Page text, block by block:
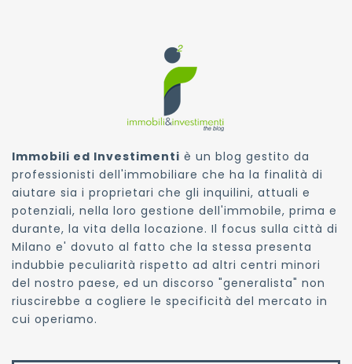
Immobili ed Investimenti è un blog gestito da
professionisti dell'immobiliare che ha la finalità di
aiutare sia i proprietari che gli inquilini, attuali e
potenziali, nella loro gestione dell'immobile, prima e
durante, la vita della locazione. Il focus sulla città di
Milano e' dovuto al fatto che la stessa presenta
indubbie peculiarità rispetto ad altri centri minori
del nostro paese, ed un discorso "generalista" non
riuscirebbe a cogliere le specificità del mercato in
cui operiamo.